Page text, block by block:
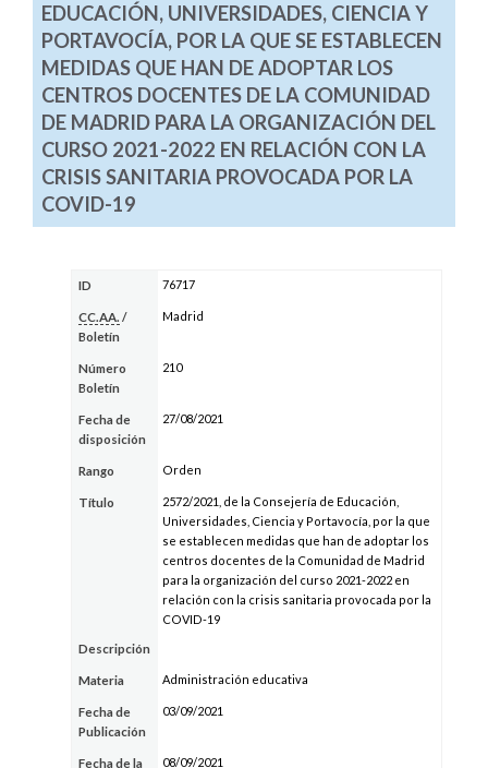
EDUCACIÓN, UNIVERSIDADES, CIENCIA Y
PORTAVOCÍA, POR LA QUE SE ESTABLECEN
MEDIDAS QUE HAN DE ADOPTAR LOS
CENTROS DOCENTES DE LA COMUNIDAD
DE MADRID PARA LA ORGANIZACIÓN DEL
CURSO 2021-2022 EN RELACIÓN CON LA
CRISIS SANITARIA PROVOCADA POR LA
COVID-19
ID 76717
CC.AA. /
Boletín
Madrid
Número
Boletín
210
Fecha de
disposición
27/08/2021
Rango Orden
Título
2572/2021, de la Consejería de Educación,
Universidades, Ciencia y Portavocía, por la que
se establecen medidas que han de adoptar los
centros docentes de la Comunidad de Madrid
para la organización del curso 2021-2022 en
relación con la crisis sanitaria provocada por la
COVID-19
Descripción
Materia Administración educativa
Fecha de
Publicación
03/09/2021
Fecha de la
08/09/2021